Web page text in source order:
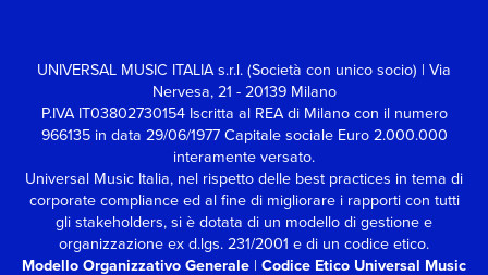
UNIVERSAL MUSIC ITALIA s.r.l. (Società con unico socio) | Via
Nervesa, 21 - 20139 Milano
P.IVA IT03802730154 Iscritta al REA di Milano con il numero
966135 in data 29/06/1977 Capitale sociale Euro 2.000.000
interamente versato.
Universal Music Italia, nel rispetto delle best practices in tema di
corporate compliance ed al fine di migliorare i rapporti con tutti
gli stakeholders, si è dotata di un modello di gestione e
organizzazione ex d.lgs. 231/2001 e di un codice etico.
Modello Organizzativo Generale | Codice Etico Universal Music